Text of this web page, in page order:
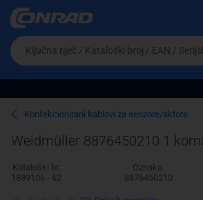
Ova postavka prilagođava
cijene vašim potrebama.
Pravno lice
Da
biste
potražili
proizvod,
unesite
ključnu
riječ,
kataloški
broj,
EAN
ili
Konfekcionirani kablovi za senzore/aktore
Weidmüller 8876450210 1
Kataloški br:
1889106 - 62
Oznaka:
8876450210